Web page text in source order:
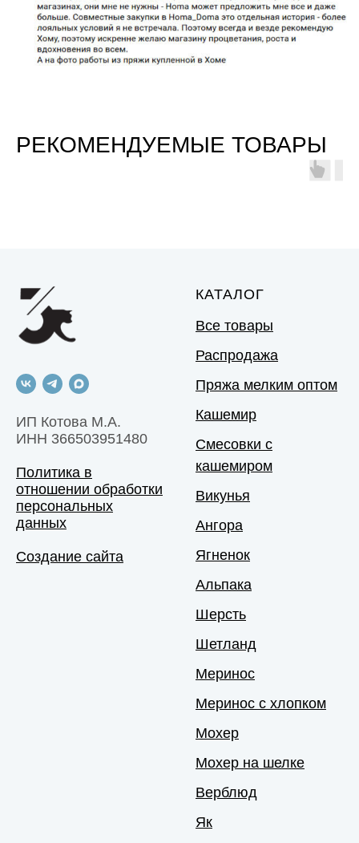
РЕКОМЕНДУЕМЫЕ ТОВАРЫ
ИП Котова М.А.
ИНН 366503951480
Политика в
отношении обработки
персональных
данных
Создание сайта
КАТАЛОГ
Все товары
Распродажа
Пряжа мелким оптом
Кашемир
Смесовки с
кашемиром
Викунья
Ангора
Ягненок
Альпака
Шерсть
Шетланд
Меринос
Меринос с хлопком
Мохер
Мохер на шелке
Верблюд
Як